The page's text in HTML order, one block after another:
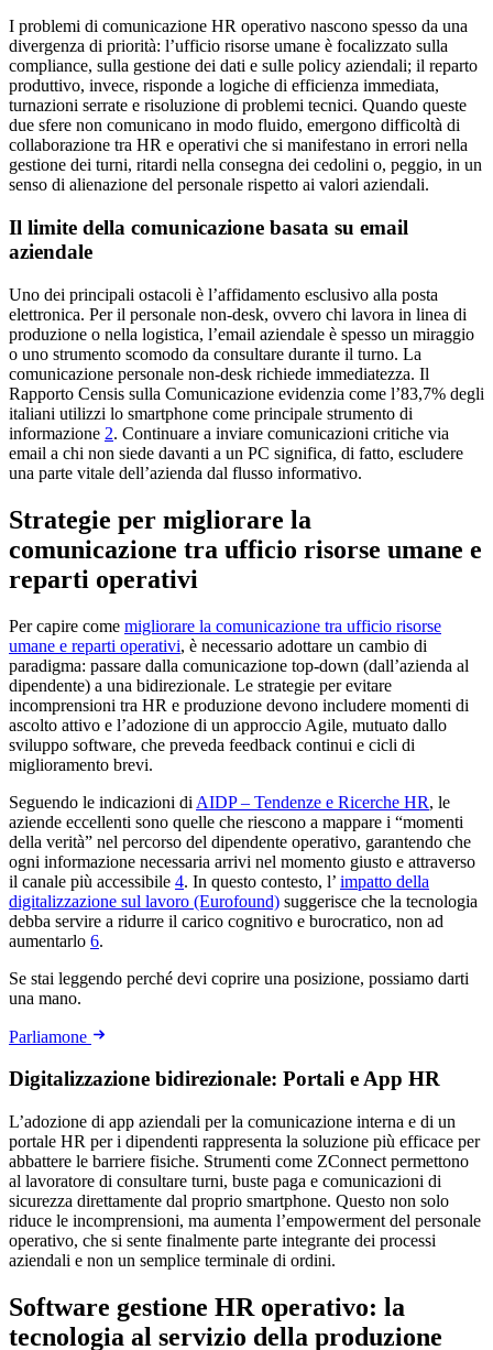
I problemi di comunicazione HR operativo nascono spesso da una
divergenza di priorità: l’ufficio risorse umane è focalizzato sulla
compliance, sulla gestione dei dati e sulle policy aziendali; il reparto
produttivo, invece, risponde a logiche di efficienza immediata,
turnazioni serrate e risoluzione di problemi tecnici. Quando queste
due sfere non comunicano in modo fluido, emergono difficoltà di
collaborazione tra HR e operativi che si manifestano in errori nella
gestione dei turni, ritardi nella consegna dei cedolini o, peggio, in un
senso di alienazione del personale rispetto ai valori aziendali.
Il limite della comunicazione basata su email
aziendale
Uno dei principali ostacoli è l’affidamento esclusivo alla posta
elettronica. Per il personale non-desk, ovvero chi lavora in linea di
produzione o nella logistica, l’email aziendale è spesso un miraggio
o uno strumento scomodo da consultare durante il turno. La
comunicazione personale non-desk richiede immediatezza. Il
Rapporto Censis sulla Comunicazione evidenzia come l’83,7% degli
italiani utilizzi lo smartphone come principale strumento di
informazione 2. Continuare a inviare comunicazioni critiche via
email a chi non siede davanti a un PC significa, di fatto, escludere
una parte vitale dell’azienda dal flusso informativo.
Strategie per migliorare la
comunicazione tra ufficio risorse umane e
reparti operativi
Per capire come migliorare la comunicazione tra ufficio risorse
umane e reparti operativi, è necessario adottare un cambio di
paradigma: passare dalla comunicazione top-down (dall’azienda al
dipendente) a una bidirezionale. Le strategie per evitare
incomprensioni tra HR e produzione devono includere momenti di
ascolto attivo e l’adozione di un approccio Agile, mutuato dallo
sviluppo software, che preveda feedback continui e cicli di
miglioramento brevi.
Seguendo le indicazioni di AIDP – Tendenze e Ricerche HR, le
aziende eccellenti sono quelle che riescono a mappare i “momenti
della verità” nel percorso del dipendente operativo, garantendo che
ogni informazione necessaria arrivi nel momento giusto e attraverso
il canale più accessibile 4. In questo contesto, l’ impatto della
digitalizzazione sul lavoro (Eurofound) suggerisce che la tecnologia
debba servire a ridurre il carico cognitivo e burocratico, non ad
aumentarlo 6.
Se stai leggendo perché devi coprire una posizione, possiamo darti
una mano.
Parliamone
Digitalizzazione bidirezionale: Portali e App HR
L’adozione di app aziendali per la comunicazione interna e di un
portale HR per i dipendenti rappresenta la soluzione più efficace per
abbattere le barriere fisiche. Strumenti come ZConnect permettono
al lavoratore di consultare turni, buste paga e comunicazioni di
sicurezza direttamente dal proprio smartphone. Questo non solo
riduce le incomprensioni, ma aumenta l’empowerment del personale
operativo, che si sente finalmente parte integrante dei processi
aziendali e non un semplice terminale di ordini.
Software gestione HR operativo: la
tecnologia al servizio della produzione